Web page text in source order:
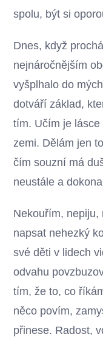
spolu, být si
Dnes, když
nejnáročnějším
vyšplhalo do
dotváří základ,
tím. Učím je lásce
zemi. Dělám jen
čím souzní má
neustále a
Nekouřím, nepiju,
napsat nehezký
své děti v lidech
odvahu
tím, že to, co
něco povím,
přinese. Radost,